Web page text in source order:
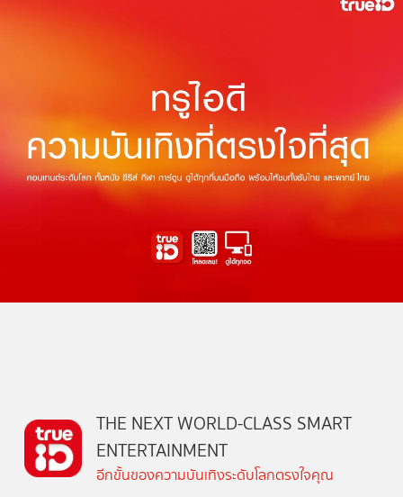
THE NEXT WORLD-CLASS SMART
ENTERTAINMENT
อีกขั้นของความบันเทิงระดับโลกตรงใจคุณ